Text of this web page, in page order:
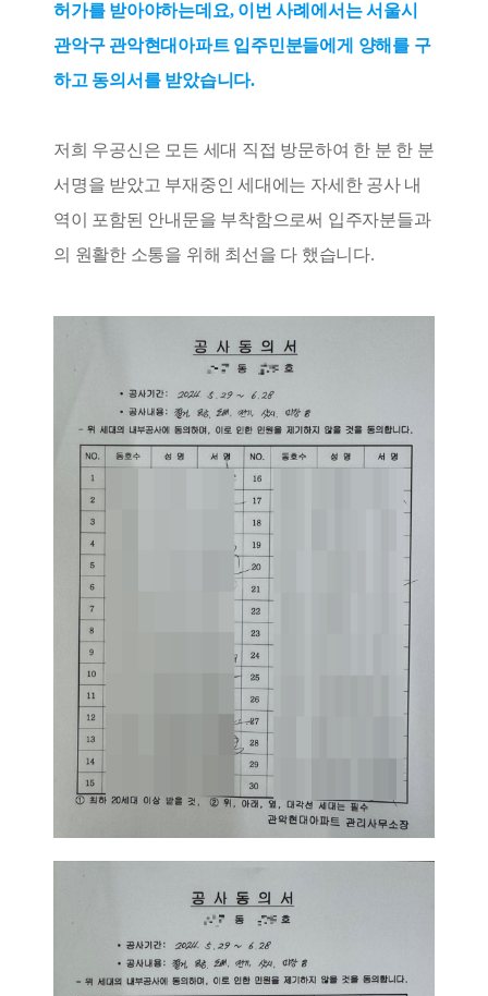
허가를 받아야하는데요, 이번 사례에서는 서울시
관악구 관악현대아파트 입주민분들에게 양해를 구
하고 동의서를 받았습니다.
저희 우공신은 모든 세대 직접 방문하여 한 분 한 분
서명을 받았고 부재중인 세대에는 자세한 공사 내
역이 포함된 안내문을 부착함으로써 입주자분들과
의 원활한 소통을 위해 최선을 다 했습니다.